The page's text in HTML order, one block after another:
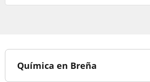
Química en Breña